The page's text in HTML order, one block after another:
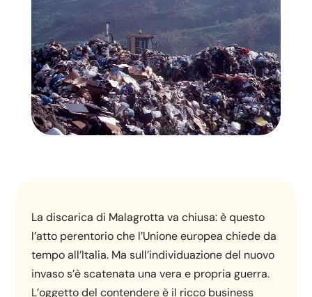
La discarica di Malagrotta va chiusa: è questo
l’atto perentorio che l’Unione europea chiede da
tempo all’Italia. Ma sull’individuazione del nuovo
invaso s’è scatenata una vera e propria guerra.
L’oggetto del contendere è il ricco business